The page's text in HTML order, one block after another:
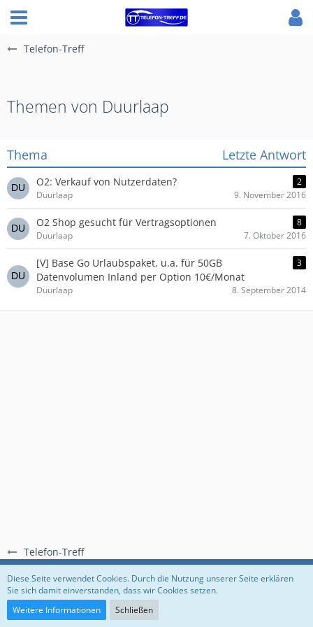
Telefon-Treff
Telefon-Treff
Themen von Duurlaap
Thema Letzte Antwort
O2: Verkauf von Nutzerdaten?
2
Duurlaap
9. November 2016
O2 Shop gesucht für Vertragsoptionen
8
Duurlaap
7. Oktober 2016
[V] Base Go Urlaubspaket, u.a. für 50GB
Datenvolumen Inland per Option 10€/Monat
3
Duurlaap 8. September 2014
Regeln Datenschutzerklärung Impressum
Community-Software:
Diese Seite verwendet Cookies. Durch die Nutzung unserer Seite erklären
Sie sich damit einverstanden, dass wir Cookies setzen.
Weitere Informationen
Schließen